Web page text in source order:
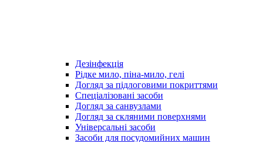
Дезінфекція
Рідке мило, піна-мило, гелі
Догляд за підлоговими покриттями
Спеціалізовані засоби
Догляд за санвузлами
Догляд за скляними поверхнями
Універсальні засоби
Засоби для посудомийних машин